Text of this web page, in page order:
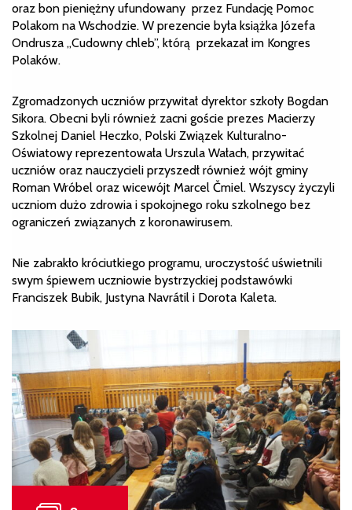
oraz bon pieniężny ufundowany przez Fundację Pomoc
Polakom na Wschodzie. W prezencie była książka Józefa
Ondrusza „Cudowny chleb”, którą przekazał im Kongres
Polaków.
Zgromadzonych uczniów przywitał dyrektor szkoły Bogdan
Sikora. Obecni byli również zacni goście prezes Macierzy
Szkolnej Daniel Heczko, Polski Związek Kulturalno-
Oświatowy reprezentowała Urszula Wałach, przywitać
uczniów oraz nauczycieli przyszedł również wójt gminy
Roman Wróbel oraz wicewójt Marcel Čmiel. Wszyscy życzyli
uczniom dużo zdrowia i spokojnego roku szkolnego bez
ograniczeń związanych z koronawirusem.
Nie zabrakło króciutkiego programu, uroczystość uświetnili
swym śpiewem uczniowie bystrzyckiej podstawówki
Franciszek Bubik, Justyna Navrátil i Dorota Kaleta.